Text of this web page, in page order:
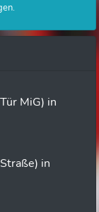
MiG) in
in